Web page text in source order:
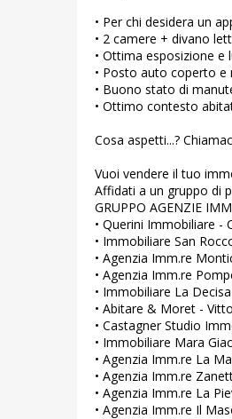
• Per chi desidera un
• 2 camere + divano
• Ottima esposizione e
• Posto auto coperto e
• Buono stato di
• Ottimo contesto
Cosa aspetti...?
Vuoi vendere il tuo
Affidati a un gruppo di
GRUPPO AGENZIE
• Querini Immobiliare -
• Immobiliare San
• Agenzia Imm.re
• Agenzia Imm.re
• Immobiliare La
• Abitare & Moret -
• Castagner Studio
• Immobiliare Mara
• Agenzia Imm.re La
• Agenzia Imm.re
• Agenzia Imm.re La
• Agenzia Imm.re Il